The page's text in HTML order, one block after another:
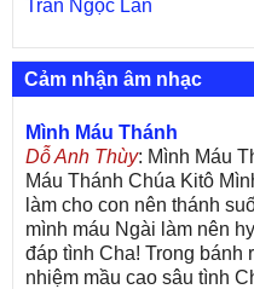
Trần Ngọc Lan
Cảm nhận âm nhạc
Mình Máu Thánh
Dỗ Anh Thùy: Mình Máu
Máu Thánh Chúa Kitô
làm cho con nên thánh
mình máu Ngài làm nên
đáp tình Cha! Trong bánh
nhiệm mầu cao sâu tình